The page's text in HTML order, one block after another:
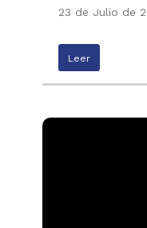
23 de Julio de
Leer